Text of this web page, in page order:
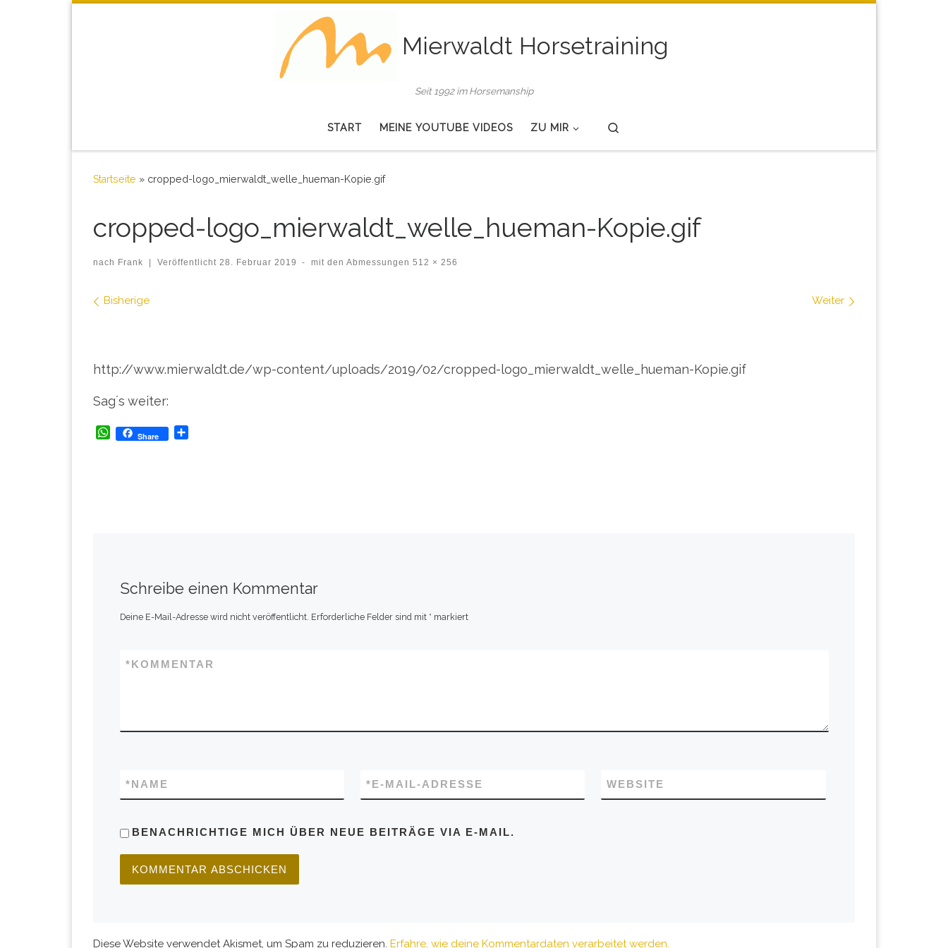
Mierwaldt Horsetraining
Seit 1992 im Horsemanship
START MEINE YOUTUBE VIDEOS ZU MIR
Startseite » cropped-logo_mierwaldt_welle_hueman-Kopie.gif
cropped-logo_mierwaldt_welle_hueman-Kopie.gif
nach Frank Veröffentlicht 28. Februar 2019 - mit den Abmessungen 512 × 256
Bilder Navigation
Bisherige Weiter
http://www.mierwaldt.de/wp-content/uploads/2019/02/cropped-logo_mierwaldt_welle_hueman-Kopie.gif
Sag´s weiter:
W
Share
Schreibe einen Kommentar
Deine E-Mail-Adresse wird nicht veröffentlicht. Erforderliche Felder sind mit * markiert
KOMMENTAR
*
NAME
* E-MAIL-ADRESSE
* WEBSITE
BENACHRICHTIGE MICH ÜBER NEUE BEITRÄGE VIA E-MAIL.
Diese Website verwendet Akismet, um Spam zu reduzieren. Erfahre, wie deine Kommentardaten verarbeitet werden.